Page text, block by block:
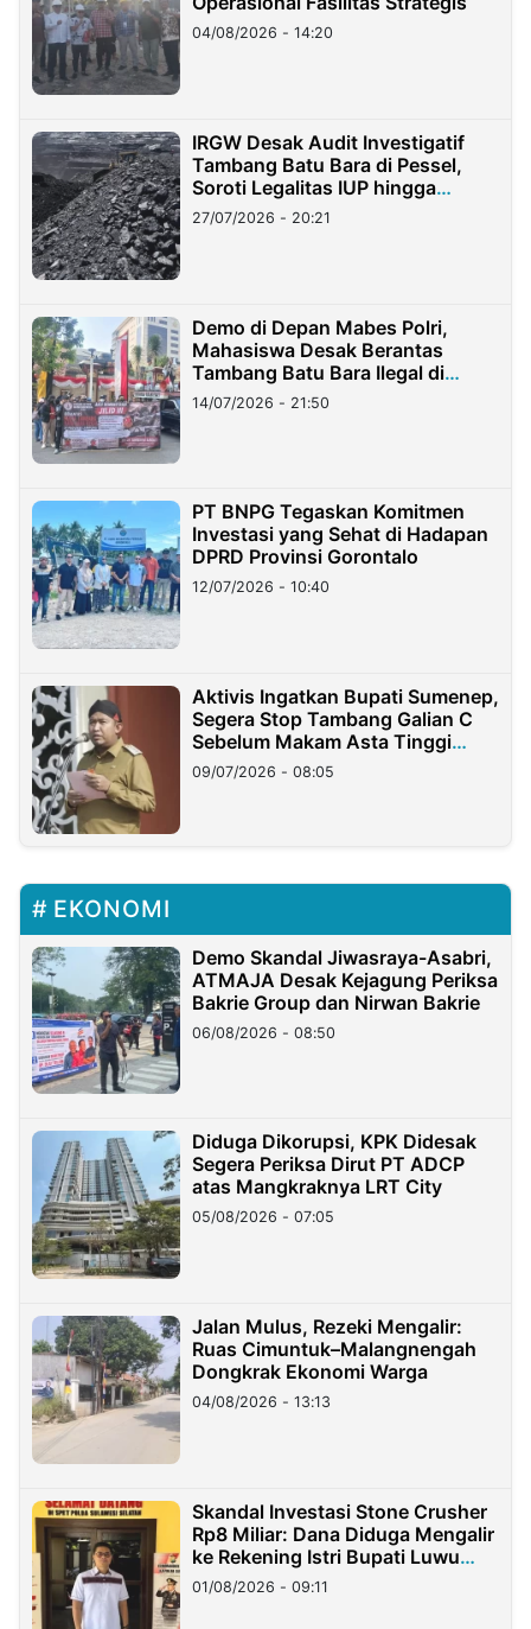
04/08/2026 - 14:20
IRGW Desak Audit Investigatif
Tambang Batu Bara di Pessel,
Soroti Legalitas IUP hingga
Stockpile
27/07/2026 - 20:21
Demo di Depan Mabes Polri,
Mahasiswa Desak Berantas
Tambang Batu Bara Ilegal di
Lampung
14/07/2026 - 21:50
PT BNPG Tegaskan Komitmen
Investasi yang Sehat di Hadapan
DPRD Provinsi Gorontalo
12/07/2026 - 10:40
Aktivis Ingatkan Bupati Sumenep,
Segera Stop Tambang Galian C
Sebelum Makam Asta Tinggi
Longsor
09/07/2026 - 08:05
EKONOMI
Demo Skandal Jiwasraya-Asabri,
ATMAJA Desak Kejagung Periksa
Bakrie Group dan Nirwan Bakrie
06/08/2026 - 08:50
Diduga Dikorupsi, KPK Didesak
Segera Periksa Dirut PT ADCP
atas Mangkraknya LRT City
05/08/2026 - 07:05
Jalan Mulus, Rezeki Mengalir:
Ruas Cimuntuk–Malangnengah
Dongkrak Ekonomi Warga
04/08/2026 - 13:13
Skandal Investasi Stone Crusher
Rp8 Miliar: Dana Diduga Mengalir
ke Rekening Istri Bupati Luwu
Timur
01/08/2026 - 09:11